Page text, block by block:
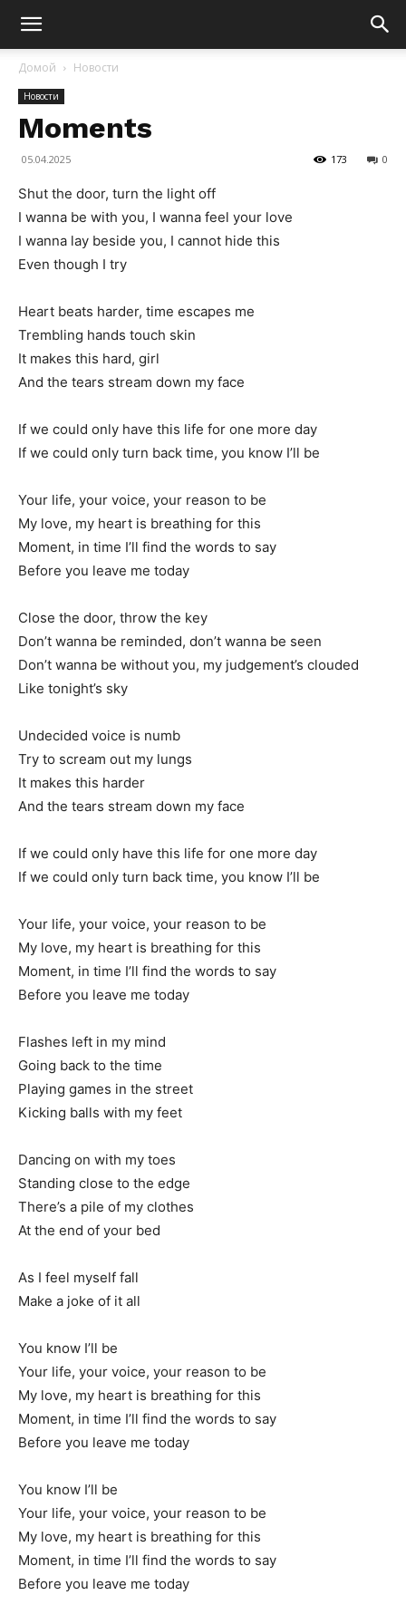
Домой Новости
Новости
Moments
05.04.2025 0
173
Shut the door, turn the light off
I wanna be with you, I wanna feel your love
I wanna lay beside you, I cannot hide this
Even though I try
Heart beats harder, time escapes me
Trembling hands touch skin
It makes this hard, girl
And the tears stream down my face
If we could only have this life for one more day
If we could only turn back time, you know I’ll be
Your life, your voice, your reason to be
My love, my heart is breathing for this
Moment, in time I’ll find the words to say
Before you leave me today
Close the door, throw the key
Don’t wanna be reminded, don’t wanna be seen
Don’t wanna be without you, my judgement’s clouded
Like tonight’s sky
Undecided voice is numb
Try to scream out my lungs
It makes this harder
And the tears stream down my face
If we could only have this life for one more day
If we could only turn back time, you know I’ll be
Your life, your voice, your reason to be
My love, my heart is breathing for this
Moment, in time I’ll find the words to say
Before you leave me today
Flashes left in my mind
Going back to the time
Playing games in the street
Kicking balls with my feet
Dancing on with my toes
Standing close to the edge
There’s a pile of my clothes
At the end of your bed
As I feel myself fall
Make a joke of it all
You know I’ll be
Your life, your voice, your reason to be
My love, my heart is breathing for this
Moment, in time I’ll find the words to say
Before you leave me today
You know I’ll be
Your life, your voice, your reason to be
My love, my heart is breathing for this
Moment, in time I’ll find the words to say
Before you leave me today